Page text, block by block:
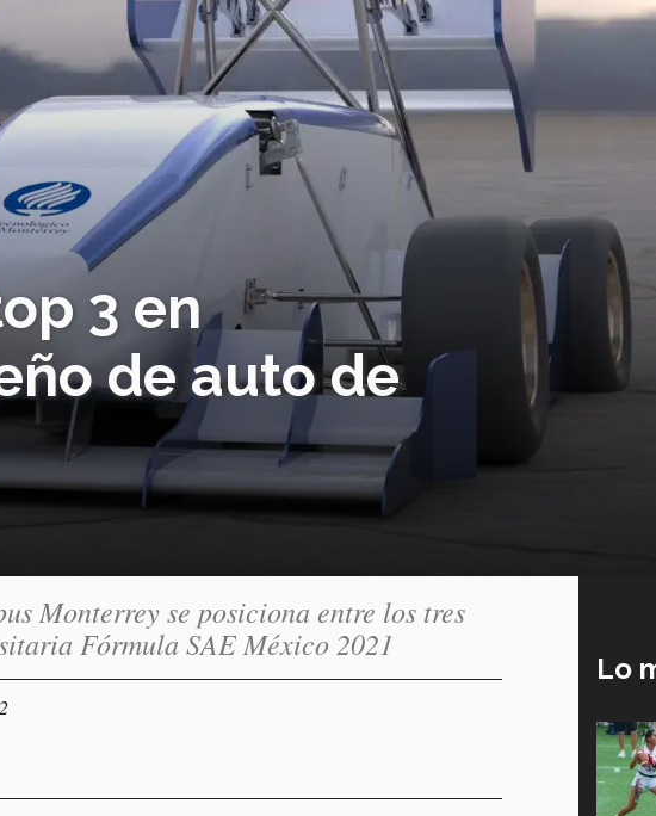
3 en
de auto de
Monterrey se posiciona entre los tres
Fórmula SAE México 2021
Lo